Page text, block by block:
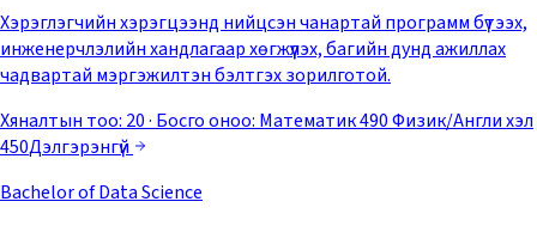
Хэрэглэгчийн хэрэгцээнд нийцсэн чанартай программ бүтээх,
инженерчлэлийн хандлагаар хөгжүүлэх, багийн дунд ажиллах
чадвартай мэргэжилтэн бэлтгэх зорилготой.
Хяналтын тоо: 20· Босго оноо: Математик 490 Физик/Англи хэл
450Дэлгэрэнгүй
Bachelor of Data Science